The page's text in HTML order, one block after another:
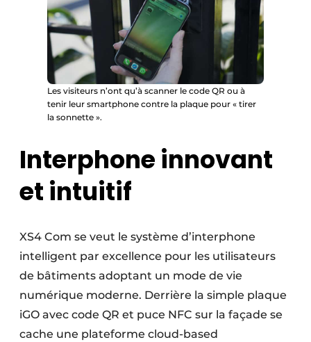
Les visiteurs n’ont qu’à scanner le code QR ou à
tenir leur smartphone contre la plaque pour « tirer
la sonnette ».
Interphone innovant
et intuitif
XS4 Com se veut le système d’interphone
intelligent par excellence pour les utilisateurs
de bâtiments adoptant un mode de vie
numérique moderne. Derrière la simple plaque
iGO avec code QR et puce NFC sur la façade se
cache une plateforme cloud-based